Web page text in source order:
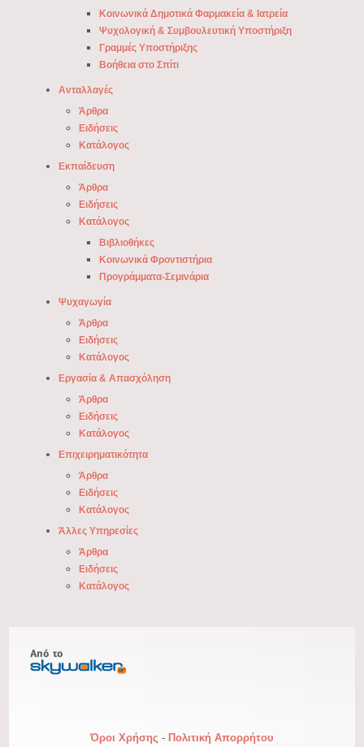
Κοινωνικά Δημοτικά Φαρμακεία & Ιατρεία
Ψυχολογική & Συμβουλευτική Υποστήριξη
Γραμμές Υποστήριξης
Βοήθεια στο Σπίτι
Ανταλλαγές
Άρθρα
Ειδήσεις
Κατάλογος
Εκπαίδευση
Άρθρα
Ειδήσεις
Κατάλογος
Βιβλιοθήκες
Κοινωνικά Φροντιστήρια
Προγράμματα-Σεμινάρια
Ψυχαγωγία
Άρθρα
Ειδήσεις
Κατάλογος
Εργασία & Απασχόληση
Άρθρα
Ειδήσεις
Κατάλογος
Επιχειρηματικότητα
Άρθρα
Ειδήσεις
Κατάλογος
Άλλες Υπηρεσίες
Άρθρα
Ειδήσεις
Κατάλογος
Όροι Χρήσης - Πολιτική Απορρήτου